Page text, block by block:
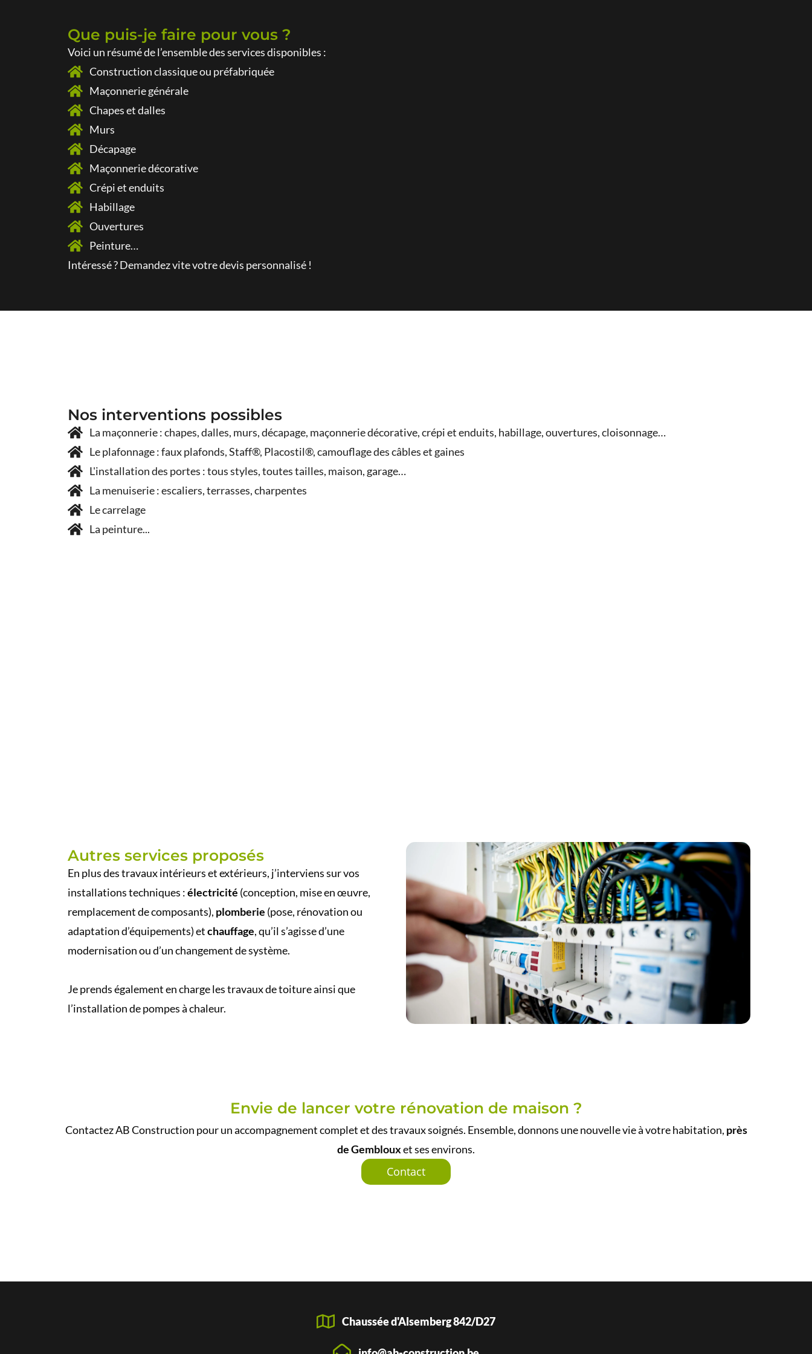
Que puis-je faire pour vous ?
Voici un résumé de l’ensemble des services disponibles :
Construction classique ou préfabriquée
Maçonnerie générale
Chapes et dalles
Murs
Décapage
Maçonnerie décorative
Crépi et enduits
Habillage
Ouvertures
Peinture…
Intéressé ? Demandez vite votredevis personnalisé !
Nos interventions possibles
La maçonnerie : chapes, dalles, murs, décapage, maçonnerie décorative, crépi et enduits, habillage, ouvertures, cloisonnage…
Le plafonnage : faux plafonds, Staff®, Placostil®, camouflage des câbles et gaines
L'installation des portes : tous styles, toutes tailles, maison, garage…
La menuiserie : escaliers, terrasses, charpentes
Le carrelage
La peinture...
Autres services proposés
En plus des travaux intérieurs et extérieurs, j’interviens sur vos
installations techniques :électricité (conception, mise en œuvre,
remplacement de composants), plomberie (pose, rénovation ou
adaptation d’équipements) etchauffage, qu’il s’agisse d’une
modernisation ou d’un changement de système.
Je prends également en charge les travaux de toiture ainsi que
l’installation de pompes à chaleur.
Envie de lancer votre rénovation de maison ?
Contactez AB Construction pour un accompagnement complet et des travaux soignés. Ensemble, donnons une nouvelle vie à votre habitation, près
de Gemblouxet ses environs.
Contact
Chaussée d'Alsemberg 842/D27